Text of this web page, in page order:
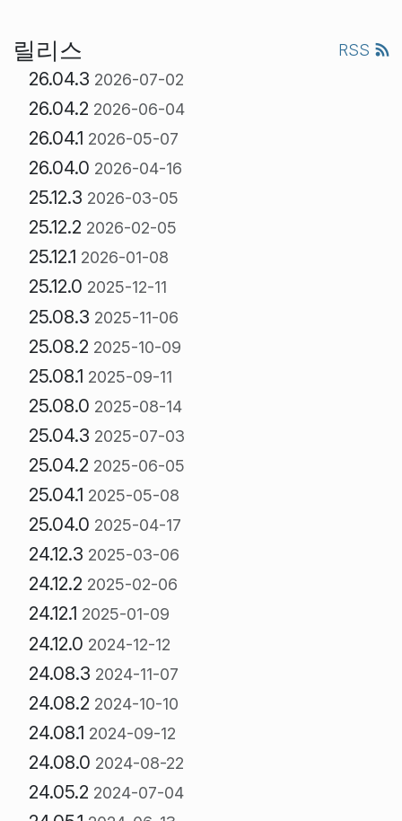
릴리스 RSS
26.04.3 2026-07-02
26.04.2 2026-06-04
26.04.1 2026-05-07
26.04.0 2026-04-16
25.12.3 2026-03-05
25.12.2 2026-02-05
25.12.1 2026-01-08
25.12.0 2025-12-11
25.08.3 2025-11-06
25.08.2 2025-10-09
25.08.1 2025-09-11
25.08.0 2025-08-14
25.04.3 2025-07-03
25.04.2 2025-06-05
25.04.1 2025-05-08
25.04.0 2025-04-17
24.12.3 2025-03-06
24.12.2 2025-02-06
24.12.1 2025-01-09
24.12.0 2024-12-12
24.08.3 2024-11-07
24.08.2 2024-10-10
24.08.1 2024-09-12
24.08.0 2024-08-22
24.05.2 2024-07-04